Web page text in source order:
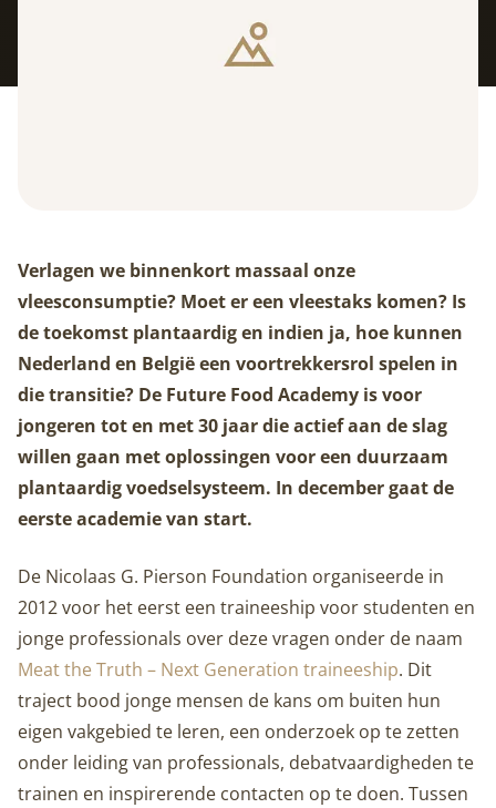
Verlagen we binnenkort massaal onze
vleesconsumptie? Moet er een vleestaks komen? Is
de toekomst plantaardig en indien ja, hoe kunnen
Nederland en België een voortrekkersrol spelen in
die transitie? De Future Food Academy is voor
jongeren tot en met 30 jaar die actief aan de slag
willen gaan met oplossingen voor een duurzaam
plantaardig voedselsysteem. In december gaat de
eerste academie van start.
De Nicolaas G. Pierson Foundation organiseerde in
2012 voor het eerst een traineeship voor studenten en
jonge professionals over deze vragen onder de naam
Meat the Truth – Next Generation traineeship. Dit
traject bood jonge mensen de kans om buiten hun
eigen vakgebied te leren, een onderzoek op te zetten
onder leiding van professionals, debatvaardigheden te
trainen en inspirerende contacten op te doen. Tussen